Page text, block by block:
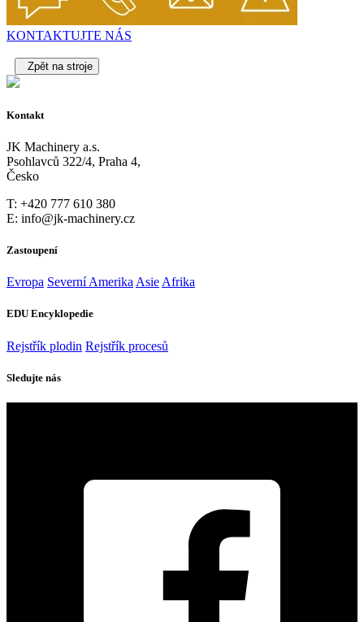
KONTAKTUJTE NÁS
Zpět na stroje
Kontakt
JK Machinery a.s.
Psohlavců 322/4, Praha 4,
Česko
T: +420 777 610 380
E: info@jk-machinery.cz
Zastoupení
Evropa Severní Amerika Asie Afrika
EDU Encyklopedie
Rejstřík plodin Rejstřík procesů
Sledujte nás